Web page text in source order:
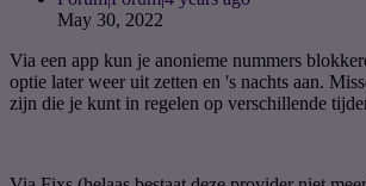
May 30, 2022
Via een app kun je anonieme nummers
optie later weer uit zetten en 's nachts aan.
zijn die je kunt in regelen op verschillende